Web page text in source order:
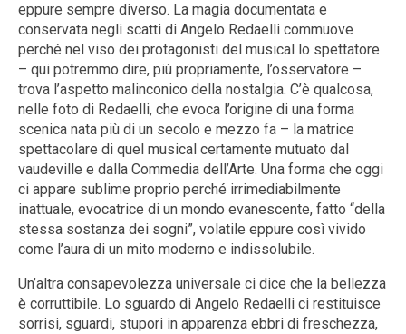
eppure sempre diverso. La magia documentata e
conservata negli scatti di Angelo Redaelli commuove
perché nel viso dei protagonisti del musical lo spettatore
– qui potremmo dire, più propriamente, l’osservatore –
trova l’aspetto malinconico della nostalgia. C’è qualcosa,
nelle foto di Redaelli, che evoca l’origine di una forma
scenica nata più di un secolo e mezzo fa – la matrice
spettacolare di quel musical certamente mutuato dal
vaudeville e dalla Commedia dell’Arte. Una forma che oggi
ci appare sublime proprio perché irrimediabilmente
inattuale, evocatrice di un mondo evanescente, fatto “della
stessa sostanza dei sogni”, volatile eppure così vivido
come l’aura di un mito moderno e indissolubile.
Un’altra consapevolezza universale ci dice che la bellezza
è corruttibile. Lo sguardo di Angelo Redaelli ci restituisce
sorrisi, sguardi, stupori in apparenza ebbri di freschezza,